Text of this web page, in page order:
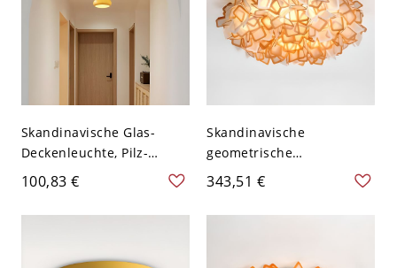
Skandinavische Glas-
Deckenleuchte, Pilz-
Deckenlampe mit
Holzsockel für
Schlafzimmer oder Flur -
100,83 €
Skandinavische
geometrische
Deckenleuchte,
mehrlagiger Blütenblatt-
Schirm für sanftes,
343,51 €